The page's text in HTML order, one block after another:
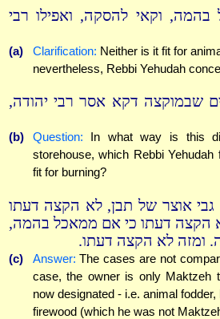
בהמה, וקאי להסקה, ואפילו רבי
(a) Clarification: Neither is it fit for
nevertheless, Rebbi Yehudah
שבמוקצה דקא אסר רבי יהודה,
(b) Question: In what way is this
storehouse, which Rebbi
fit for burning?
גבי אוצר של תבן, לא הקצה דעתו
הקצה דעתו כי אם ממאכל בהמה,
ומזה לא הקצה דעתו.
(c) Answer: The cases are not
case, the owner is only Maktzeh
now designated - i.e. animal
firewood (which he was not